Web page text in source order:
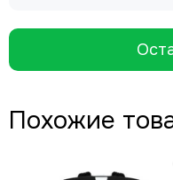
Похожие